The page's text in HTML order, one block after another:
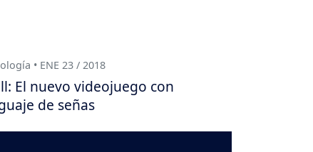
• ENE 23 / 2018
El nuevo videojuego con
de señas